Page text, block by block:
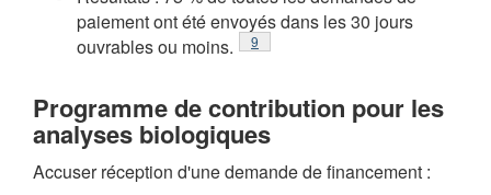
paiement ont été envoyés dans les 30 jours
ouvrables ou moins.
Note de bas de page
9
Programme de contribution pour les
analyses biologiques
Accuser réception d'une demande de financement :